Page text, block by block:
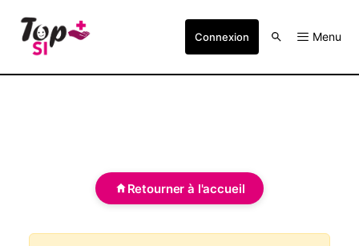
Connexion Menu
Retourner à l'accueil